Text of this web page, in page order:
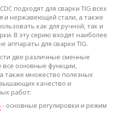
подходят для сварки TIG всех
и нержавеющей стали, а также
как для ручной, так и
В эту серию входят наиболее
аппараты для сварки TIG.
две различные сменные
основные функции,
также множество полезных
качество и
работ:
- основные регулировки и режим